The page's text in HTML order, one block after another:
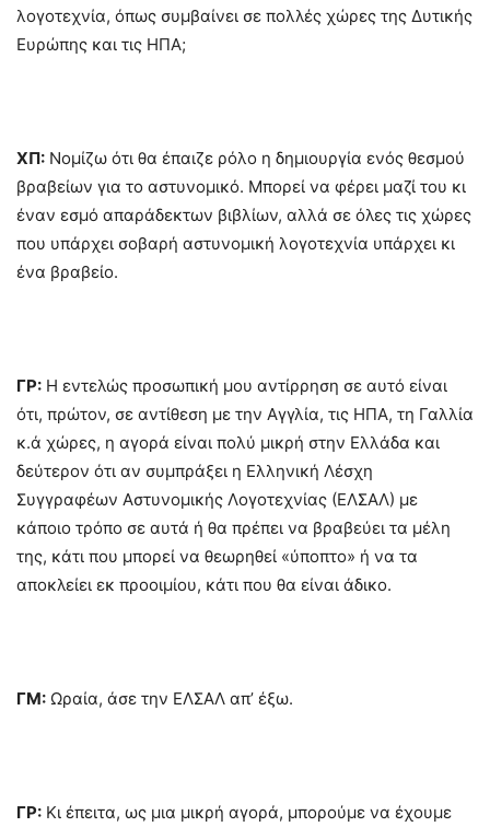
λογοτεχνία, όπως συμβαίνει σε πολλές χώρες της Δυτικής
Ευρώπης και τις ΗΠΑ;
ΧΠ: Νομίζω ότι θα έπαιζε ρόλο η δημιουργία ενός θεσμού
βραβείων για το αστυνομικό. Μπορεί να φέρει μαζί του κι
έναν εσμό απαράδεκτων βιβλίων, αλλά σε όλες τις χώρες
που υπάρχει σοβαρή αστυνομική λογοτεχνία υπάρχει κι
ένα βραβείο.
ΓΡ: Η εντελώς προσωπική μου αντίρρηση σε αυτό είναι
ότι, πρώτον, σε αντίθεση με την Αγγλία, τις ΗΠΑ, τη Γαλλία
κ.ά χώρες, η αγορά είναι πολύ μικρή στην Ελλάδα και
δεύτερον ότι αν συμπράξει η Ελληνική Λέσχη
Συγγραφέων Αστυνομικής Λογοτεχνίας (ΕΛΣΑΛ) με
κάποιο τρόπο σε αυτά ή θα πρέπει να βραβεύει τα μέλη
της, κάτι που μπορεί να θεωρηθεί «ύποπτο» ή να τα
αποκλείει εκ προοιμίου, κάτι που θα είναι άδικο.
ΓΜ: Ωραία, άσε την ΕΛΣΑΛ απ’ έξω.
ΓΡ: Κι έπειτα, ως μια μικρή αγορά, μπορούμε να έχουμε